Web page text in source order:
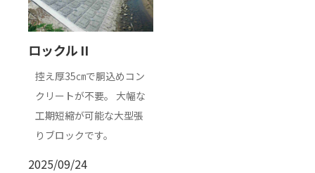
ロックルⅡ
控え厚35㎝で胴込めコン
クリートが不要。 大幅な
工期短縮が可能な大型張
りブロックです。
2025/09/24